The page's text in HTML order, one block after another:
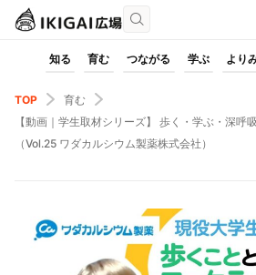
知る 育む つながる 学ぶ より
TOP
育む
【動画｜学生取材シリーズ】 歩く・学ぶ・深呼
（Vol.25 ワダカルシウム製薬株式会社）